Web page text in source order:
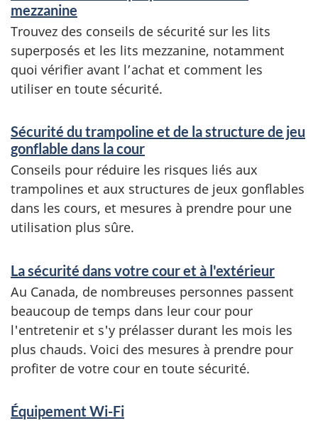
mezzanine
Trouvez des conseils de sécurité sur les lits
superposés et les lits mezzanine, notamment
quoi vérifier avant l’achat et comment les
utiliser en toute sécurité.
Sécurité du trampoline et de la structure de jeu
gonflable dans la cour
Conseils pour réduire les risques liés aux
trampolines et aux structures de jeux gonflables
dans les cours, et mesures à prendre pour une
utilisation plus sûre.
La sécurité dans votre cour et à l'extérieur
Au Canada, de nombreuses personnes passent
beaucoup de temps dans leur cour pour
l'entretenir et s'y prélasser durant les mois les
plus chauds. Voici des mesures à prendre pour
profiter de votre cour en toute sécurité.
Équipement Wi-Fi